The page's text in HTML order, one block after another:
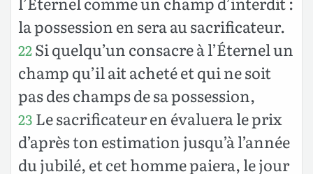
la possession en sera au sacrificateur.
22Si quelqu’un consacre à l’Éternel un
champ qu’il ait acheté et qui ne soit
pas des champs de sa possession,
23 Le sacrificateur en évaluera le prix
d’après ton estimation jusqu’à l’année
du jubilé, et cet homme paiera, le jour